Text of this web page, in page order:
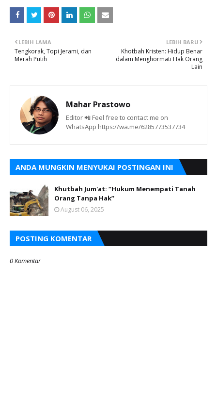
LEBIH BARU
Khotbah Kristen: Hidup Benar
dalam Menghormati Hak Orang
Lain
LEBIH LAMA
Tengkorak, Topi Jerami, dan
Merah Putih
Mahar Prastowo
Editor 📲 Feel free to contact me on
WhatsApp https://wa.me/6285773537734
ANDA MUNGKIN MENYUKAI POSTINGAN INI
Khutbah Jum'at: “Hukum Menempati Tanah
Orang Tanpa Hak”
August 06, 2025
POSTING KOMENTAR
0 Komentar